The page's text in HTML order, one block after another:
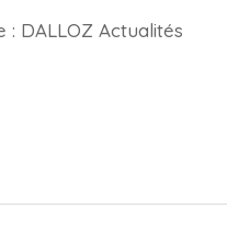
: DALLOZ Actualités